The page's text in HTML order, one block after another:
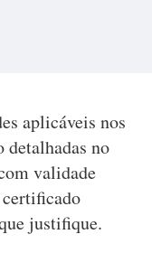
aplicáveis nos
detalhadas no
validade
justifique.